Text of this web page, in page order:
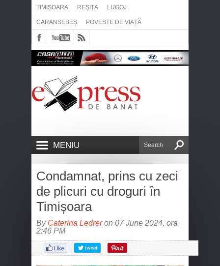
TIMIȘOARA REȘIȚA LUGOJ
CARANSEBEȘ POVESTE DE VIAȚĂ
MENIU
Condamnat, prins cu zeci
de plicuri cu droguri în
Timișoara
By Caterina Ledreron 07 June 2024, ora
2:46 PM